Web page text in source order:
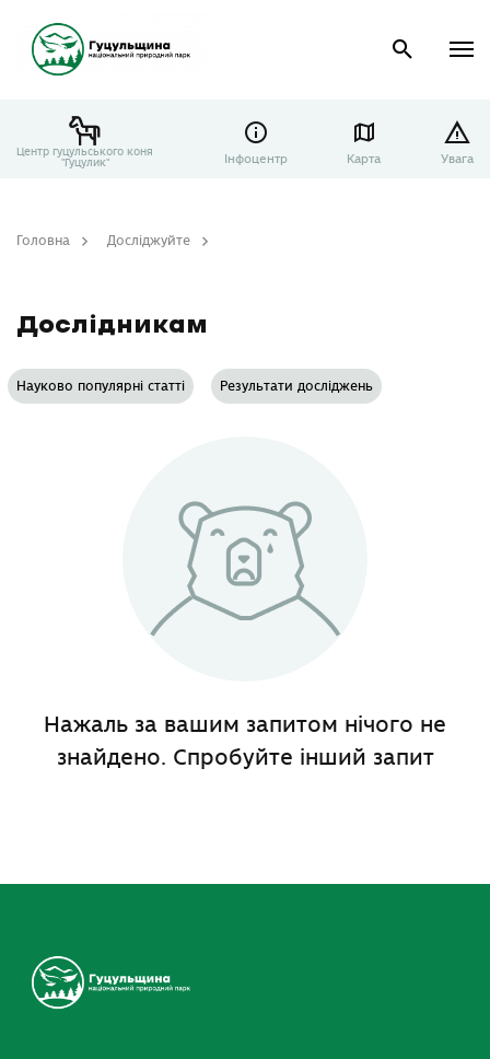
Центр гуцульського коня
"Гуцулик"
Інфоцентр Карта Увага
Головна Досліджуйте
Дослідникам
Науково популярні статті Результати досліджень
Нажаль за вашим запитом нічого не
знайдено. Спробуйте інший запит